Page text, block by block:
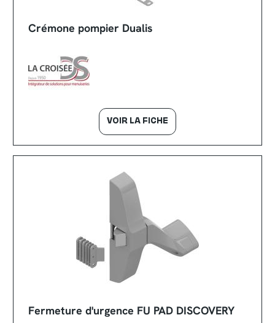
Crémone pompier Dualis
VOIR LA FICHE
Fermeture d'urgence FU PAD DISCOVERY